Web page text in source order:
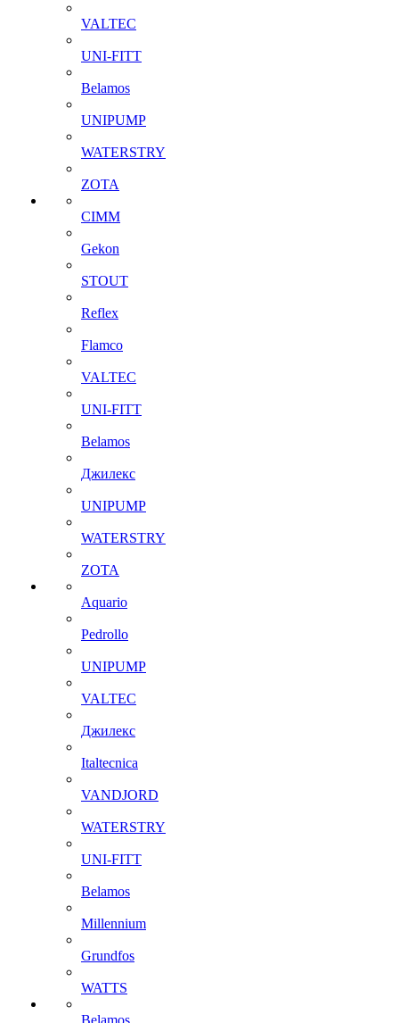
VALTEC
UNI-FITT
Belamos
UNIPUMP
WATERSTRY
ZOTA
CIMM
Gekon
STOUT
Reflex
Flamco
VALTEC
UNI-FITT
Belamos
Джилекс
UNIPUMP
WATERSTRY
ZOTA
Aquario
Pedrollo
UNIPUMP
VALTEC
Джилекс
Italtecnica
VANDJORD
WATERSTRY
UNI-FITT
Belamos
Millennium
Grundfos
WATTS
Belamos